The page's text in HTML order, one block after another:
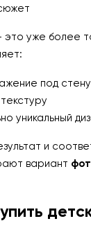
это уже более
под стену
уникальный
и
вариант